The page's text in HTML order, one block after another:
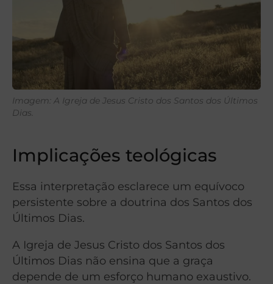
Imagem: A Igreja de Jesus Cristo dos Santos dos Últimos
Dias.
Implicações teológicas
Essa interpretação esclarece um equívoco
persistente sobre a doutrina dos Santos dos
Últimos Dias.
A Igreja de Jesus Cristo dos Santos dos
Últimos Dias não ensina que a graça
depende de um esforço humano exaustivo.